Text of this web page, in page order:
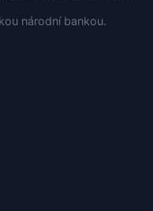
národní bankou.